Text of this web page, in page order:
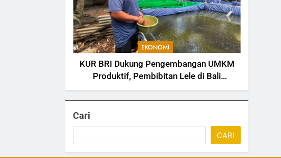
EKONOMI
KUR BRI Dukung Pengembangan UMKM
Produktif, Pembibitan Lele di Bali
Tingkatkan Kapasitas Produksi
Cari
CARI